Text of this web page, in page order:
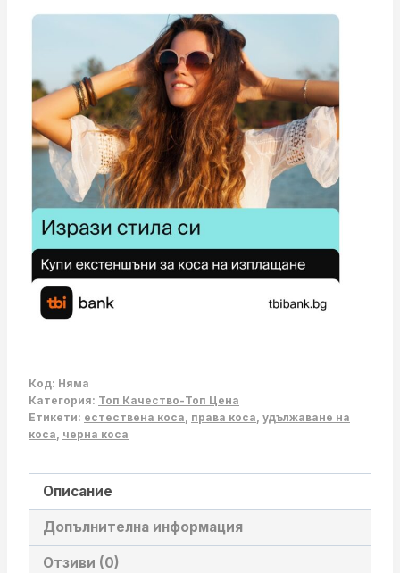
Код: Няма
Категория: Топ Качество-Топ Цена
Етикети: естествена коса, права коса, удължаване на
коса, черна коса
Описание
Допълнителна информация
Отзиви (0)